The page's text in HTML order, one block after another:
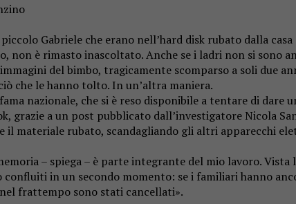
Gabriele che erano nell’hard disk rubato dalla casa
non è rimasto inascoltato. Anche se i ladri non si sono
del bimbo, tragicamente scomparso a soli due
che le hanno tolto. In un’altra maniera.
nazionale, che si è reso disponibile a tentare di dare
grazie a un post pubblicato dall’investigatore Nicola
il materiale rubato, scandagliando gli altri apparecchi
– spiega – è parte integrante del mio lavoro.
in un secondo momento: se i familiari hanno
frattempo sono stati cancellati».